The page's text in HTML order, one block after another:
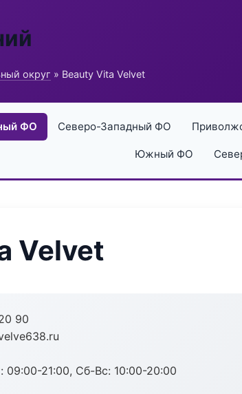
округ » Beauty Vita Velvet
ФО Северо-Западный ФО
Южный ФО
Velvet
90
09:00-21:00, Сб-Вс: 10:00-20:00